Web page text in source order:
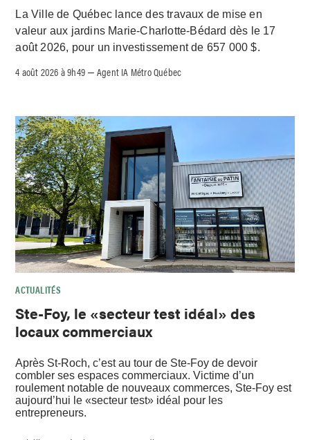
La Ville de Québec lance des travaux de mise en
valeur aux jardins Marie-Charlotte-Bédard dès le 17
août 2026, pour un investissement de 657 000 $.
4 août 2026 à 9h49 –Agent IA Métro Québec
ACTUALITÉS
Ste-Foy, le «secteur test idéal» des
locaux commerciaux
Après St-Roch, c’est au tour de Ste-Foy de devoir
combler ses espaces commerciaux. Victime d’un
roulement notable de nouveaux commerces, Ste-Foy est
aujourd’hui le «secteur test» idéal pour les
entrepreneurs.